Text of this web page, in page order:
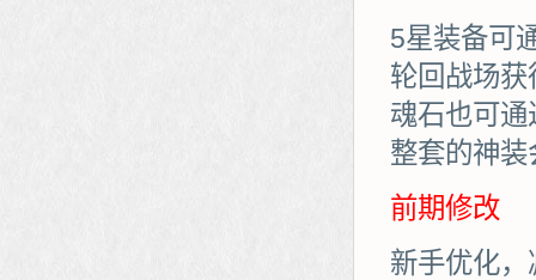
5星装备可
轮回战场
魂石也可
整套的神
前期修改
新手优化